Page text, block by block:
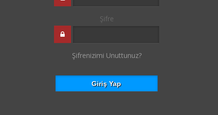
Şifre
Şifrenizimi Unuttunuz?